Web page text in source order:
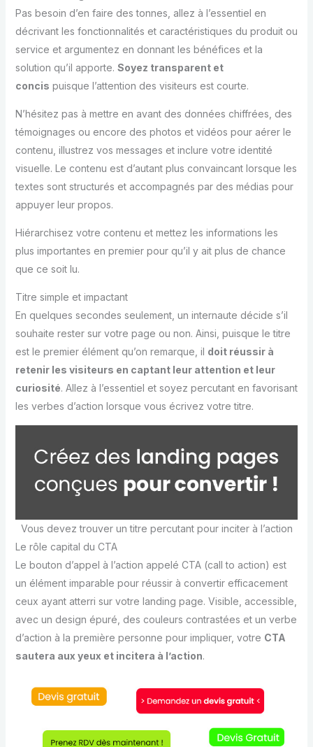
Pas besoin d’en faire des tonnes, allez à l’essentiel en
décrivant les fonctionnalités et caractéristiques du produit ou
service et argumentez en donnant les bénéfices et la
solution qu’il apporte. Soyez transparent et
concis puisque l’attention des visiteurs est courte.
N’hésitez pas à mettre en avant des données chiffrées, des
témoignages ou encore des photos et vidéos pour aérer le
contenu, illustrez vos messages et inclure votre identité
visuelle. Le contenu est d’autant plus convaincant lorsque les
textes sont structurés et accompagnés par des médias pour
appuyer leur propos.
Hiérarchisez votre contenu et mettez les informations les
plus importantes en premier pour qu’il y ait plus de chance
que ce soit lu.
Titre simple et impactant
En quelques secondes seulement, un internaute décide s’il
souhaite rester sur votre page ou non. Ainsi, puisque le titre
est le premier élément qu’on remarque, il doit réussir à
retenir les visiteurs en captant leur attention et leur
curiosité. Allez à l’essentiel et soyez percutant en favorisant
les verbes d’action lorsque vous écrivez votre titre.
Vous devez trouver un titre percutant pour inciter à l’action
Le rôle capital du CTA
Le bouton d’appel à l’action appelé CTA (call to action) est
un élément imparable pour réussir à convertir efficacement
ceux ayant atterri sur votre landing page. Visible, accessible,
avec un design épuré, des couleurs contrastées et un verbe
d’action à la première personne pour impliquer, votre CTA
sautera aux yeux et incitera à l’action.